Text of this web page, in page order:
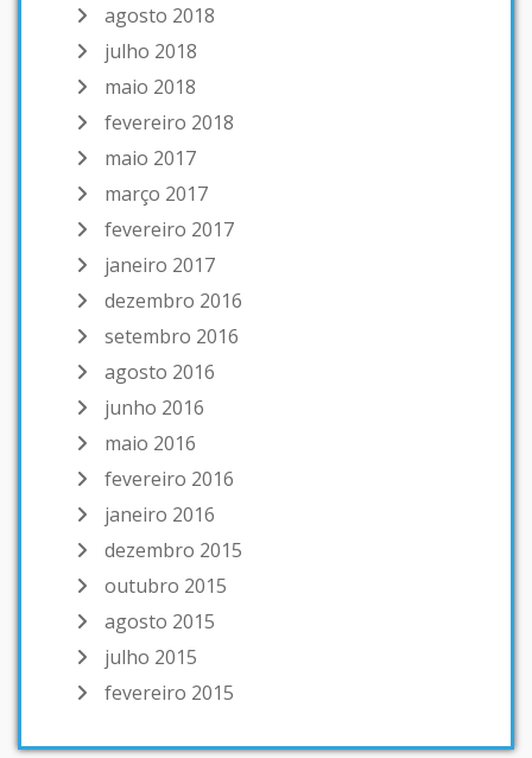
agosto 2018
julho 2018
maio 2018
fevereiro 2018
maio 2017
março 2017
fevereiro 2017
janeiro 2017
dezembro 2016
setembro 2016
agosto 2016
junho 2016
maio 2016
fevereiro 2016
janeiro 2016
dezembro 2015
outubro 2015
agosto 2015
julho 2015
fevereiro 2015